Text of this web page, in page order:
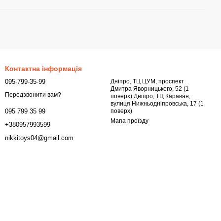
Контактна інформація
095-799-35-99
Передзвонити вам?
095 799 35 99
+380957993599
nikkitoys04@gmail.com
Дніпро, ТЦ ЦУМ, проспект
Дмитра Яворницького, 52 (1
поверх) Дніпро, ТЦ Караван,
вулиця Нижньодніпровська, 17 (1
поверх)
Мапа проїзду